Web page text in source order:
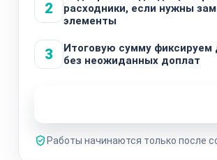
2
расходники, если нужны
элементы
3
Итоговую сумму фиксируем
без неожиданных доплат
Работы начинаются только после